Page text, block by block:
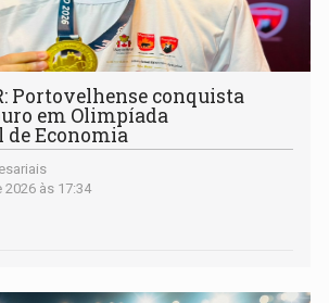
Portovelhense conquista
em Olimpíada
Economia
às 17:34